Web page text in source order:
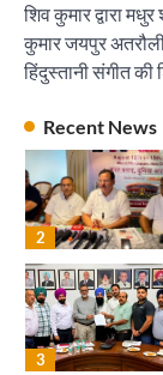
शिव कुमार द्वारा
कुमार जयपुर अतरौली
हिंदुस्तानी संगीत की
Recent News
2
3
2
3